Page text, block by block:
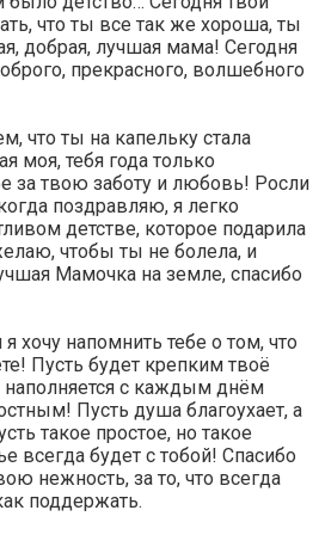
что ты все так же хороша, ты
добрая, лучшая мама! Сегодня
прекрасного, волшебного
что ты на капельку стала
моя, тебя года только
за твою заботу и любовь! Росли
поздравляю, я легко
детстве, которое подарила
чтобы ты не болела, и
Мамочка на земле, спасибо
хочу напомнить тебе о том, что
Пусть будет крепким твоё
наполняется с каждым днём
Пусть душа благоухает, а
такое простое, но такое
всегда будет с тобой! Спасибо
нежность, за то, что всегда
поддержать.